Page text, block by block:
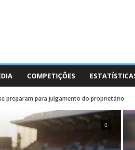
COMPETIÇÕES
preparam para julgamento do proprietário
0